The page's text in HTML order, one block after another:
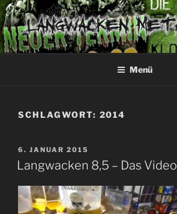
Zum
Inhalt
springen
LANGWACKEN
Band-free Fresstival since 2003
Menü
SCHLAGWORT: 2014
VERÖFFENTLICHT
AM
6. JANUAR 2015
Langwacken 8,5 – Das Video